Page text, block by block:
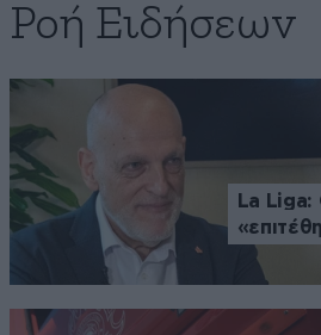
Ροή Ειδήσεων
La Liga: